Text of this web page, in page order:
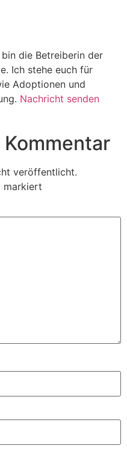
die Betreiberin der
Ich stehe euch für
Adoptionen und
Nachricht senden
veröffentlicht.
markiert